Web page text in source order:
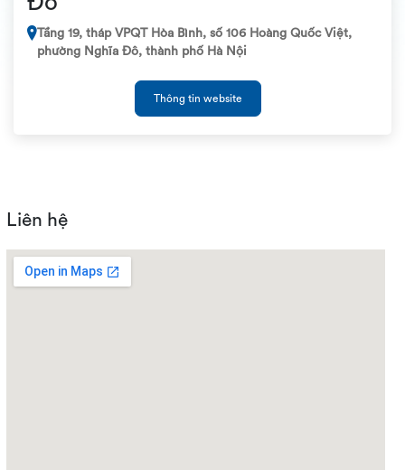
Tầng 19, tháp VPQT Hòa Bình, số 106 Hoàng Quốc Việt,
phường Nghĩa Đô, thành phố Hà Nội
Thông tin website
Liên hệ